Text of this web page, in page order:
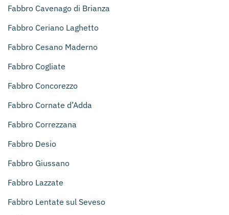
Fabbro Cavenago di Brianza
Fabbro Ceriano Laghetto
Fabbro Cesano Maderno
Fabbro Cogliate
Fabbro Concorezzo
Fabbro Cornate d’Adda
Fabbro Correzzana
Fabbro Desio
Fabbro Giussano
Fabbro Lazzate
Fabbro Lentate sul Seveso